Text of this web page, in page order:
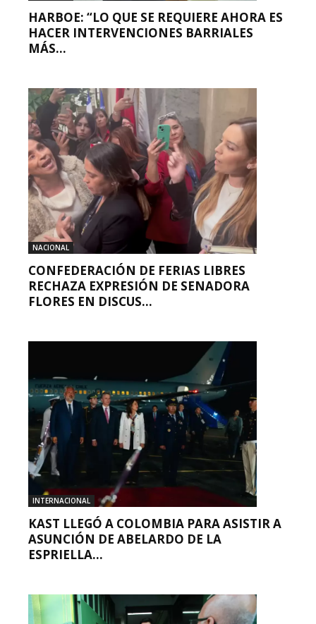
HARBOE: “LO QUE SE REQUIERE AHORA ES
HACER INTERVENCIONES BARRIALES
MÁS...
NACIONAL
CONFEDERACIÓN DE FERIAS LIBRES
RECHAZA EXPRESIÓN DE SENADORA
FLORES EN DISCUS...
INTERNACIONAL
KAST LLEGÓ A COLOMBIA PARA ASISTIR A
ASUNCIÓN DE ABELARDO DE LA
ESPRIELLA...